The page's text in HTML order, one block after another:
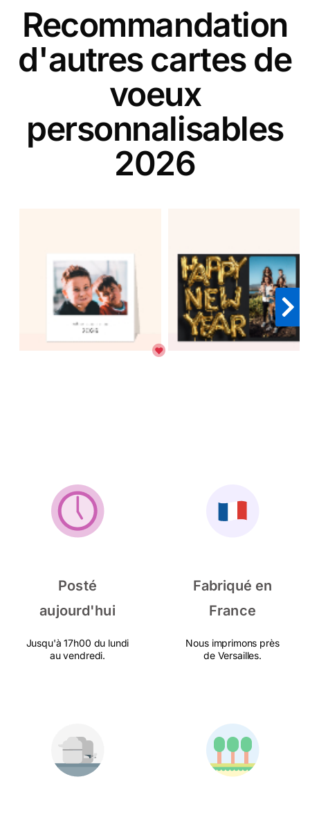
Recommandation
d'autres cartes de
voeux
personnalisables
2026
Posté
aujourd'hui
Jusqu'à 17h00 du lundi
au vendredi.
Fabriqué en
France
Nous imprimons près
de Versailles.